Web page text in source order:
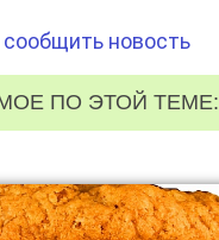
сообщить новость
ПО ЭТОЙ ТЕМЕ: